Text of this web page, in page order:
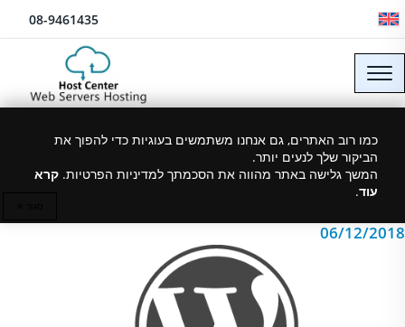
דלג לתוכן 08-9461435
כמו רוב האתרים, גם אנחנו משתמשים בעוגיות כדי להפוך את
הביקור שלך לנעים יותר.
המשך גלישה באתר מהווה את הסכמתך למדיניות הפרטיות. קרא
עוד.
בניית אתר וורדפרס –
WordPress
06/12/2018